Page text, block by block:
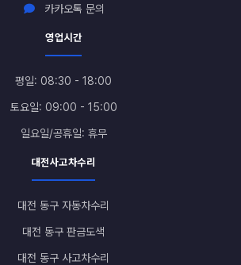
카카오톡 문의
영업시간
평일: 08:30 - 18:00
토요일: 09:00 - 15:00
일요일/공휴일: 휴무
대전사고차수리
대전 동구 자동차수리
대전 동구 판금도색
대전 동구 사고차수리